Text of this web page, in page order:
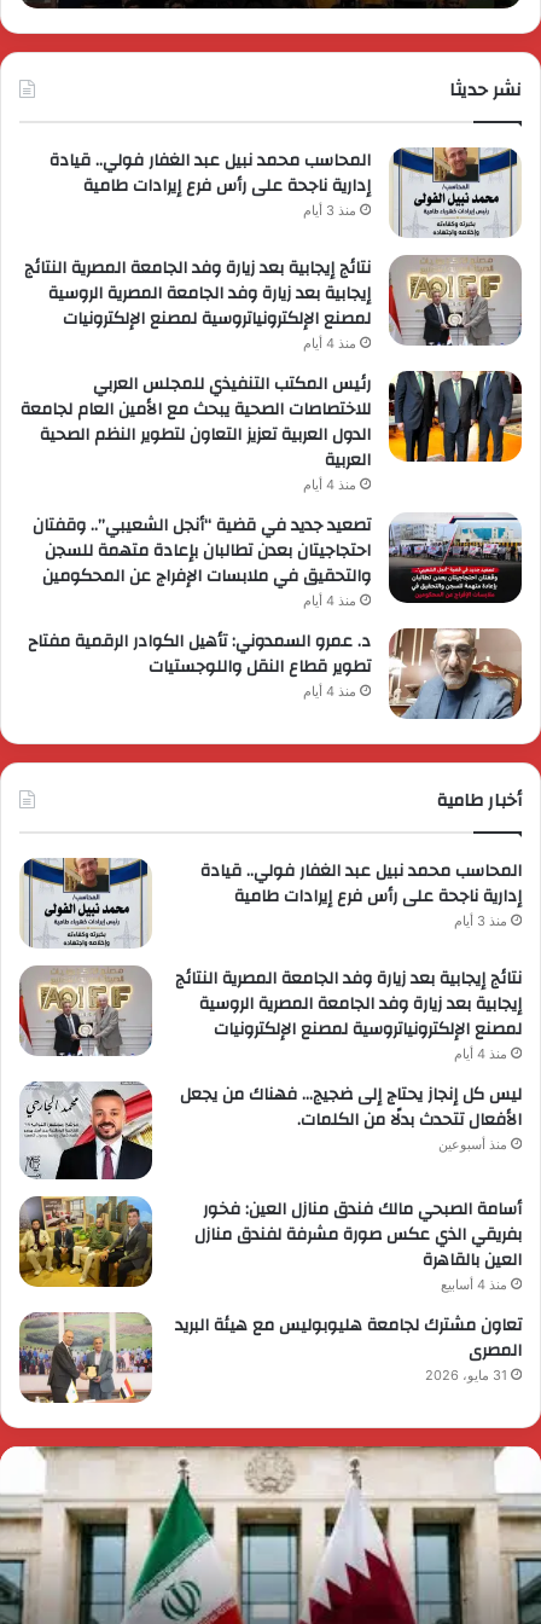
وتُطلق
عروضاً
ترويجية
حصرية
نشر حديثا
المحاسب محمد نبيل عبد الغفار فولي.. قيادة
إدارية ناجحة على رأس فرع إيرادات طامية
منذ 3 أيام
نتائج إيجابية بعد زيارة وفد الجامعة المصرية النتائج
إيجابية بعد زيارة وفد الجامعة المصرية الروسية
لمصنع الإلكترونياتروسية لمصنع الإلكترونيات
منذ 4 أيام
رئيس المكتب التنفيذي للمجلس العربي
للاختصاصات الصحية يبحث مع الأمين العام لجامعة
الدول العربية تعزيز التعاون لتطوير النظم الصحية
العربية
منذ 4 أيام
تصعيد جديد في قضية “أنجل الشعيبي”.. وقفتان
احتجاجيتان بعدن تطالبان بإعادة متهمة للسجن
والتحقيق في ملابسات الإفراج عن المحكومين
منذ 4 أيام
د. عمرو السمدوني: تأهيل الكوادر الرقمية مفتاح
تطوير قطاع النقل واللوجستيات
منذ 4 أيام
أخبار طامية
المحاسب محمد نبيل عبد الغفار فولي.. قيادة
إدارية ناجحة على رأس فرع إيرادات طامية
منذ 3 أيام
نتائج إيجابية بعد زيارة وفد الجامعة المصرية النتائج
إيجابية بعد زيارة وفد الجامعة المصرية الروسية
لمصنع الإلكترونياتروسية لمصنع الإلكترونيات
منذ 4 أيام
ليس كل إنجاز يحتاج إلى ضجيج… فهناك من يجعل
الأفعال تتحدث بدلًا من الكلمات.
منذ أسبوعين
أسامة الصبحي مالك فندق منازل العين: فخور
بفريقي الذي عكس صورة مشرفة لفندق منازل
العين بالقاهرة
منذ 4 أسابيع
تعاون مشترك لجامعة هليوبوليس مع هيئة البريد
المصرى
31 مايو، 2026
رئيس
يقرر
ضم
مايا
مرسي
وزيرة